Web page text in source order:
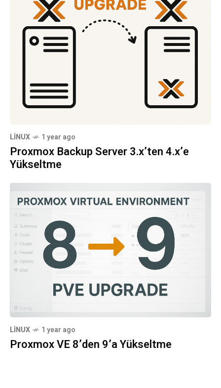
LINUX 1 year ago
Proxmox Backup Server 3.x’ten 4.x’e
Yükseltme
LINUX 1 year ago
Proxmox VE 8’den 9’a Yükseltme